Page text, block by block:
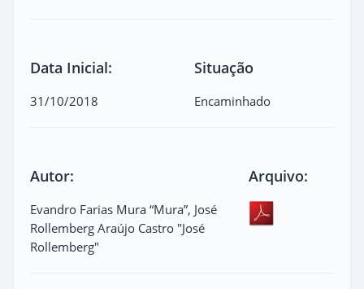
Data Inicial:
31/10/2018
Situação
Encaminhado
Autor:
Evandro Farias Mura “Mura”, José
Rollemberg Araújo Castro "José
Rollemberg"
Arquivo: